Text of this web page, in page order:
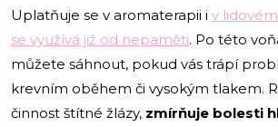
Uplatňuje se v aromaterapii i v
se využívá již od nepaměti. Po této
můžete sáhnout, pokud vás trápí
krevním oběhem či vysokým tlakem.
činnost štítné žlázy, zmírňuje bolesti